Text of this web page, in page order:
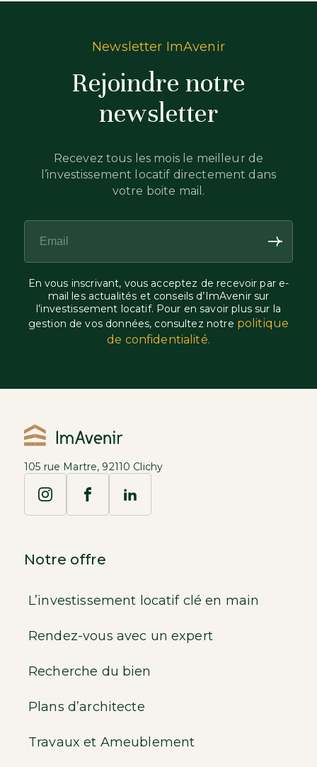
Newsletter ImAvenir
Rejoindre notre
newsletter
Recevez tous les mois le meilleur de
l’investissement locatif directement dans
votre boite mail.
En vous inscrivant, vous acceptez de recevoir par e-
mail les actualités et conseils d’ImAvenir sur
l’investissement locatif. Pour en savoir plus sur la
gestion de vos données, consultez notre politique
de confidentialité.
105 rue Martre, 92110 Clichy
Notre offre
L’investissement locatif clé en main
Rendez-vous avec un expert
Recherche du bien
Plans d’architecte
Travaux et Ameublement